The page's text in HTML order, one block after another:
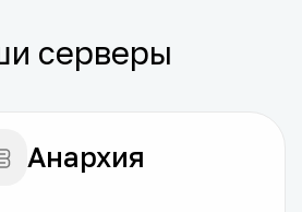
серверы
Анархия